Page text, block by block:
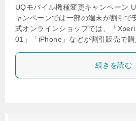
UQモバイル機種変更キャンペーン
ャンペーンでは一部の端末が割引で
式オンラインショップでは、「
01」「iPhone」などが割引販売で
続きを読む